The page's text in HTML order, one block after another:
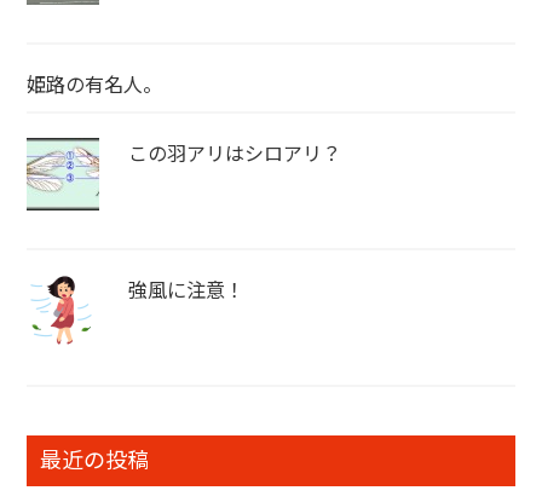
姫路の有名人。
この羽アリはシロアリ？
強風に注意！
最近の投稿